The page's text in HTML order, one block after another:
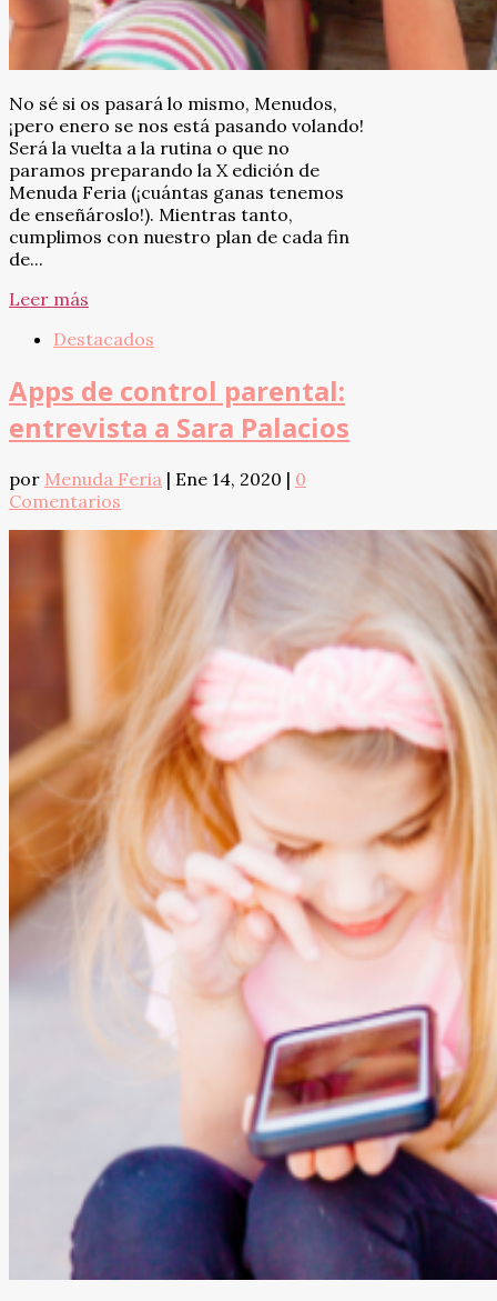
No sé si os pasará lo mismo, Menudos,
¡pero enero se nos está pasando volando!
Será la vuelta a la rutina o que no
paramos preparando la X edición de
Menuda Feria (¡cuántas ganas tenemos
de enseñároslo!). Mientras tanto,
cumplimos con nuestro plan de cada fin
de...
Leer más
Destacados
Apps de control parental:
entrevista a Sara Palacios
por Menuda Feria | Ene 14, 2020 | 0
Comentarios